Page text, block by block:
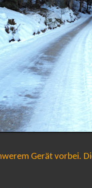
Gerät vorbei.